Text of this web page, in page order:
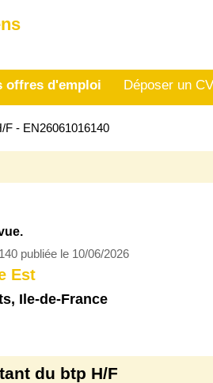
offres d'emploi Déposer un CV
F - EN26061016140
publiée le 10/06/2026
Est
, Ile-de-France
du btp H/F